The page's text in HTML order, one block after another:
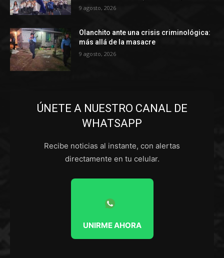
9 agosto, 2026
Olanchito ante una crisis criminológica:
más allá de la masacre
9 agosto, 2026
ÚNETE A NUESTRO CANAL DE
WHATSAPP
Recibe noticias al instante, con alertas
directamente en tu celular.
UNIRME AHORA